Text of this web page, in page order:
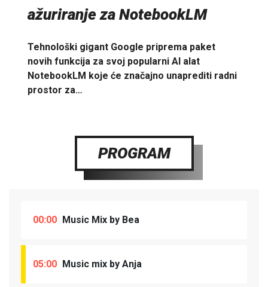
ažuriranje za NotebookLM
Tehnološki gigant Google priprema paket
novih funkcija za svoj popularni AI alat
NotebookLM koje će značajno unaprediti radni
prostor za…
PROGRAM
00:00 Music Mix by Bea
05:00 Music mix by Anja